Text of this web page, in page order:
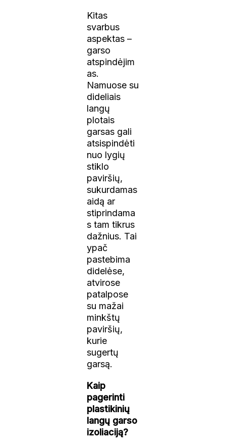
Kitas
svarbus
aspektas –
garso
atspindėjim
as.
Namuose su
dideliais
langų
plotais
garsas gali
atsispindėti
nuo lygių
stiklo
paviršių,
sukurdamas
aidą ar
stiprindama
s tam tikrus
dažnius. Tai
ypač
pastebima
didelėse,
atvirose
patalpose
su mažai
minkštų
paviršių,
kurie
sugertų
garsą.
Kaip
pagerinti
plastikinių
langų garso
izoliaciją?